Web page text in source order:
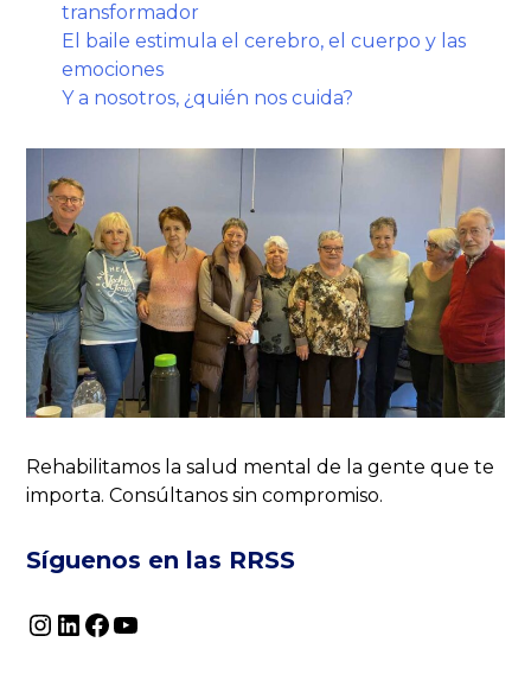
transformador
El baile estimula el cerebro, el cuerpo y las
emociones
Y a nosotros, ¿quién nos cuida?
Rehabilitamos la salud mental de la gente que te
importa. Consúltanos sin compromiso.
Síguenos en las RRSS
Instagram
LinkedIn
Facebook
YouTube